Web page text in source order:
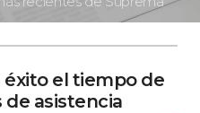
el tiempo de
de asistencia